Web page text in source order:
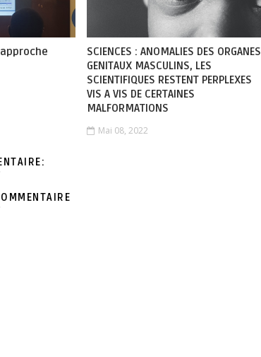
SCIENCES : ANOMALIES DES ORGANES
GENITAUX MASCULINS, LES
SCIENTIFIQUES RESTENT PERPLEXES
VIS A VIS DE CERTAINES
MALFORMATIONS
Mai 08, 2022